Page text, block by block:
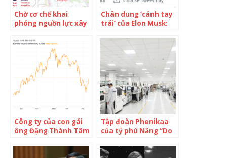
Chờ cơ chế khai
phóng nguồn lực xây
nghìn tỷ để đời
Chân dung ‘cánh tay
trái’ của Elon Musk:
khiến ông chủ phải
lên Twitter thông
báo, dân mạng thì lo
lắng khôn nguôi
Công ty của con gái
ông Đặng Thành Tâm
phiếu KBC
Tập đoàn Phenikaa
của tỷ phú Năng “Do
thành công “Công